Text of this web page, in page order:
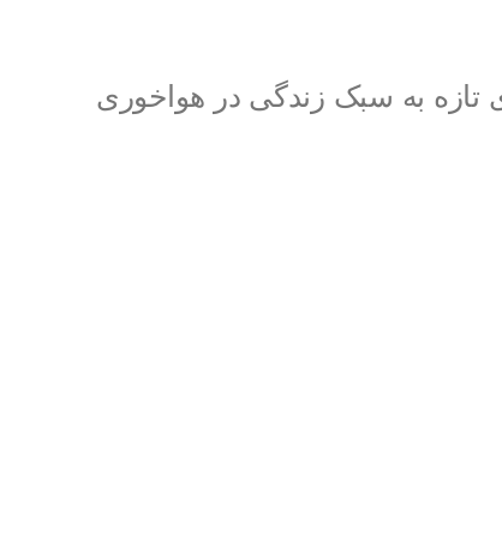
به سبک زندگی در هواخوری